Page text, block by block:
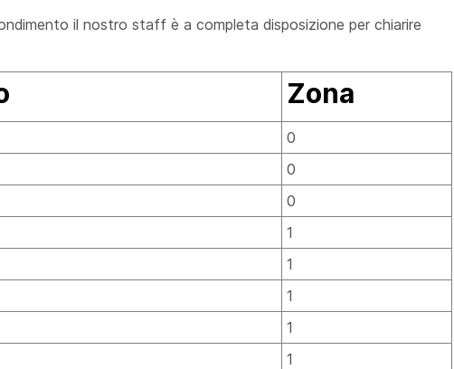
il nostro staff è a completa disposizione per chiarire
Zona
0
0
0
1
1
1
1
1